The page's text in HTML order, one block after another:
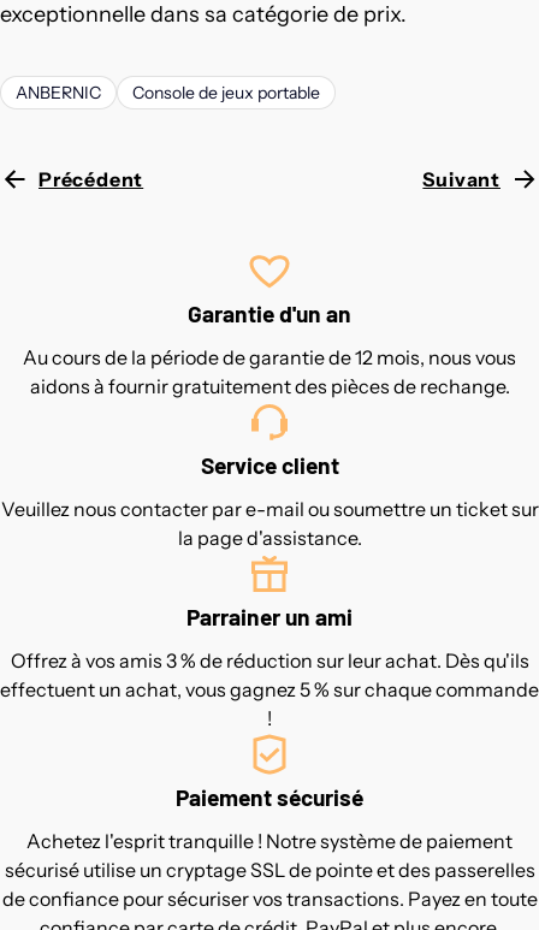
exceptionnelle dans sa catégorie de prix.
ANBERNIC Console de jeux portable
Précédent Suivant
Garantie d'un an
Au cours de la période de garantie de 12 mois, nous vous
aidons à fournir gratuitement des pièces de rechange.
Service client
Veuillez nous contacter par e-mail ou soumettre un ticket sur
la page d'assistance.
Parrainer un ami
Offrez à vos amis 3 % de réduction sur leur achat. Dès qu'ils
effectuent un achat, vous gagnez 5 % sur chaque commande
!
Paiement sécurisé
Achetez l'esprit tranquille ! Notre système de paiement
sécurisé utilise un cryptage SSL de pointe et des passerelles
de confiance pour sécuriser vos transactions. Payez en toute